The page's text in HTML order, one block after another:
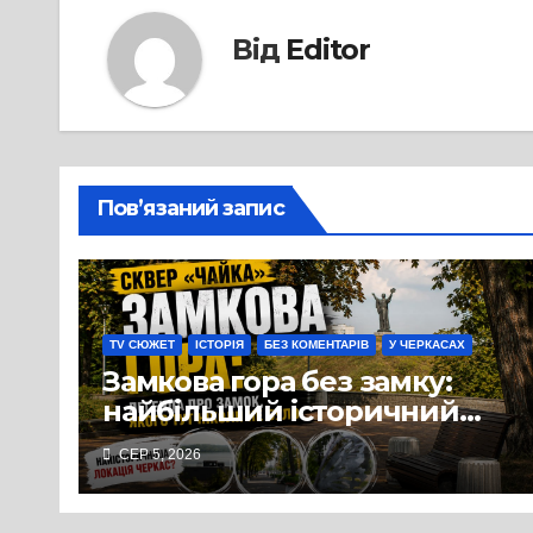
Від Editor
Пов’язаний запис
TV СЮЖЕТ ІСТОРІЯ БЕЗ КОМЕНТАРІВ У ЧЕРКАСАХ
Замкова гора без замку:
найбільший історичний
міф Черкас
СЕР 5, 2026